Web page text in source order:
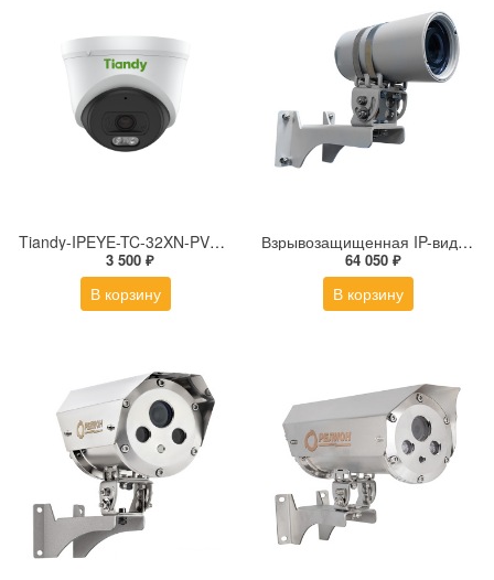
Tiandy-IPEYE-TC-32XN-PVZ 2Мп купольная «турель» IP камера с фиксированным объективом, серия SPARK со встроенным агентом IPEYE для ПВЗ
3 500 ₽
В корзину
Взрывозащищенная IP-видеокамера Релион Релион-Exd-М-50-ИК-IP2Мп3.6mm-PoE-TR
64 050 ₽
В корзину